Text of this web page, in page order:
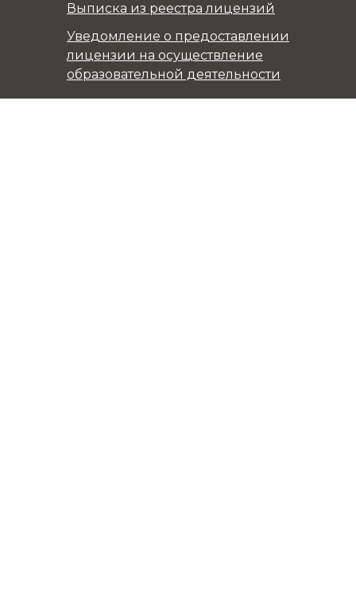
Уведомление о предоставлении
лицензии на осуществление
образовательной деятельности
Выписка из реестра лицензий